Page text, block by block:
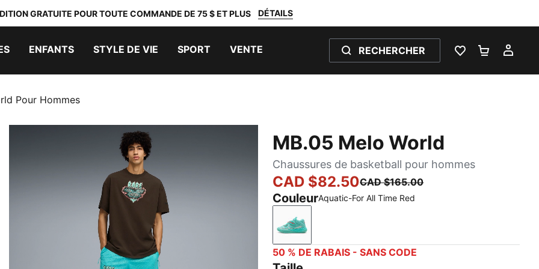
GRATUITE POUR TOUTE COMMANDE DE 75 $ ET PLUS DÉTAILS
ENFANTS STYLE DE VIE SPORT VENTE RECHERCHER
LISTE DEPANIER 0
Pour Hommes
MB.05 Melo World
Chaussures de basketball pour hommes
CAD $82.50CAD $165.00
CouleurAquatic-For All Time Red
Aquatic-For All Time Red
50 % DE RABAIS - SANS CODE